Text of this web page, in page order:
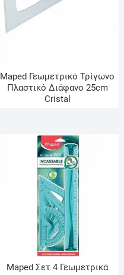
Maped Γεωμετρικό Τρίγωνο
Πλαστικό Διάφανο 25cm
Cristal
Maped Σετ 4 Γεωμετρικά